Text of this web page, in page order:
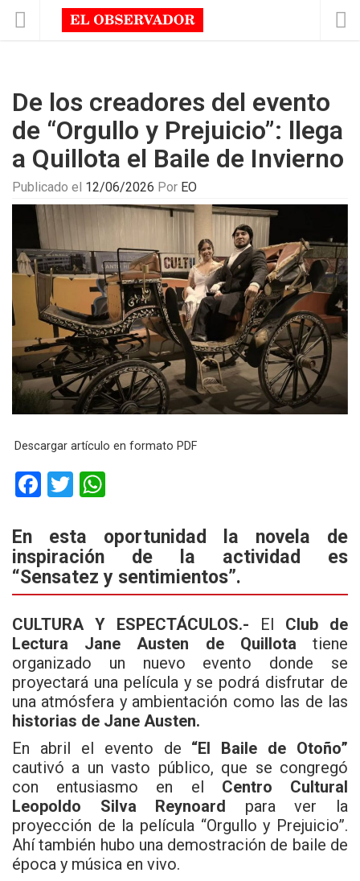
De los creadores del evento
de “Orgullo y Prejuicio”: llega
a Quillota el Baile de Invierno
Publicado el 12/06/2026 Por EO
Descargar artículo en formato PDF
F
ce
b
o
o
k
T
tt
er
at
A
p
p
En esta oportunidad la novela de
inspiración de la actividad es
“Sensatez y sentimientos”.
CULTURA Y ESPECTÁCULOS.- El Club de
Lectura Jane Austen de Quillota tiene
organizado un nuevo evento donde se
proyectará una película y se podrá disfrutar de
una atmósfera y ambientación como las de las
historias de Jane Austen.
En abril el evento de “El Baile de Otoño”
cautivó a un vasto público, que se congregó
con entusiasmo en el Centro Cultural
Leopoldo Silva Reynoard para ver la
proyección de la película “Orgullo y Prejuicio”.
Ahí también hubo una demostración de baile de
época y música en vivo.